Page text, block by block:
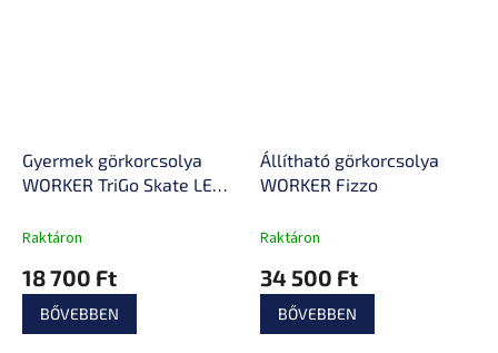
Gyermek görkorcsolya
WORKER TriGo Skate LED -
Raktáron
18 700 Ft
BŐVEBBEN
Állítható görkorcsolya
WORKER Fizzo
Raktáron
34 500 Ft
BŐVEBBEN